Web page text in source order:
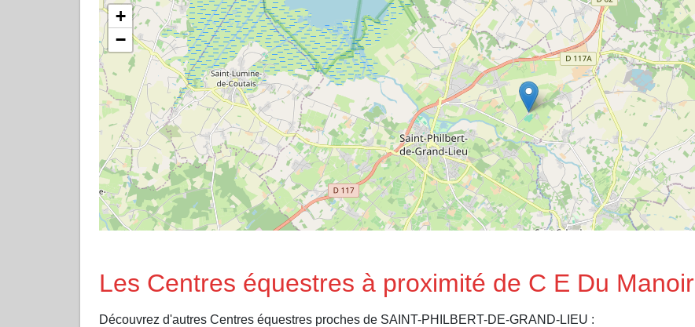
+
−
Les Centres équestres à proximité de C E Du Manoir
Découvrez d'autres Centres équestres proches de SAINT-PHILBERT-DE-GRAND-LIEU :